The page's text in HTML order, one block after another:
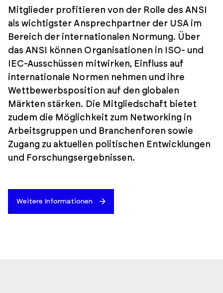
Mitglieder profitieren von der Rolle des ANSI
als wichtigster Ansprechpartner der USA im
Bereich der internationalen Normung. Über
das ANSI können Organisationen in ISO- und
IEC-Ausschüssen mitwirken, Einfluss auf
internationale Normen nehmen und ihre
Wettbewerbsposition auf den globalen
Märkten stärken. Die Mitgliedschaft bietet
zudem die Möglichkeit zum Networking in
Arbeitsgruppen und Branchenforen sowie
Zugang zu aktuellen politischen Entwicklungen
und Forschungsergebnissen.
Weitere Informationen